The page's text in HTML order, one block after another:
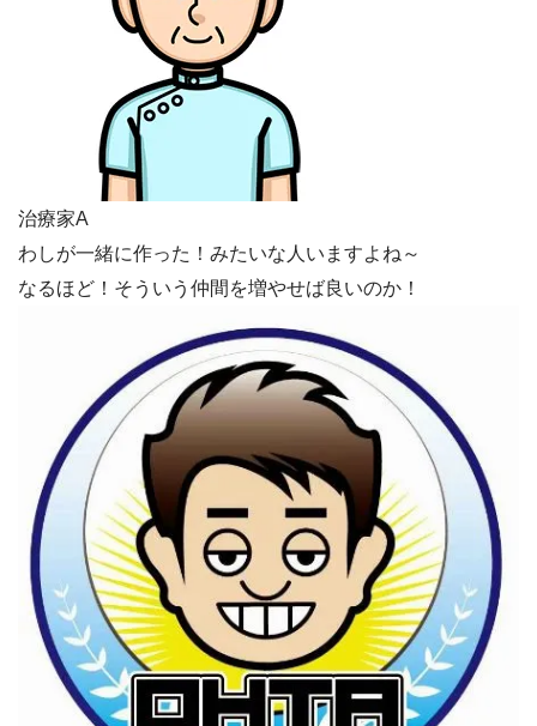
治療家A
わしが一緒に作った！みたいな人いますよね～
なるほど！そういう仲間を増やせば良いのか！